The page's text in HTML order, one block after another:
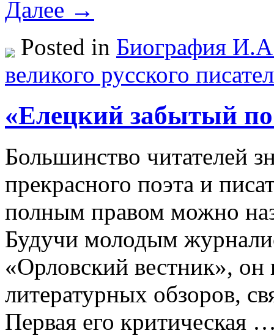
Далее →
Posted in Биография
великого русского
«Елецкий забытый
Большинство
прекрасного поэта и
полным правом можно
Будучи молодым
«Орловский вестник», он
литературных обзоров,
Первая его критическая